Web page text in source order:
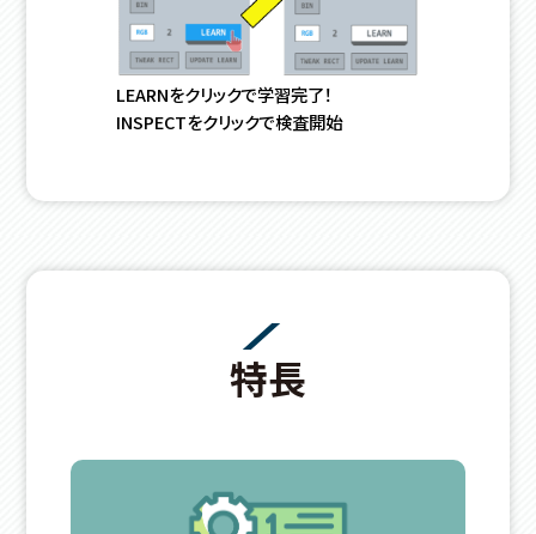
LEARNをクリックで学習完了！
INSPECTをクリックで検査開始
特長